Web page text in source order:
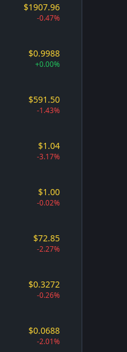
$1907.96
-0.47%
$0.9988
+0.00%
$591.50
-1.43%
$1.04
-3.17%
$1.00
-0.02%
$72.85
-2.27%
$0.3272
-0.26%
$0.0688
-2.01%